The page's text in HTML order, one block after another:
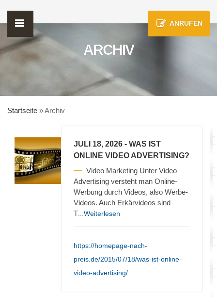
ANRUFEN
ARCHIV
Startseite »Archiv
JULI 18, 2026 - WAS IST
ONLINE VIDEO ADVERTISING?
Video Marketing Unter Video
Advertising versteht man Online-
Werbung durch Videos, also Werbe-
Videos. Auch Erkärvideos sind
T ...Weiterlesen
https://homepage-nach-
preis.de/2015/07/18/was-ist-online-
video-advertising/